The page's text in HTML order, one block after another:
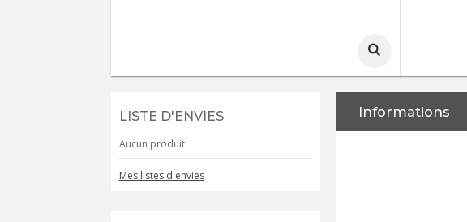
LISTE D'ENVIES
Aucun produit
Mes listes d'envies
Informations